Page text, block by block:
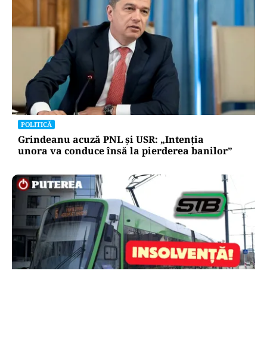
POLITICĂ
Grindeanu acuză PNL și USR: „Intenția
unora va conduce însă la pierderea banilor”